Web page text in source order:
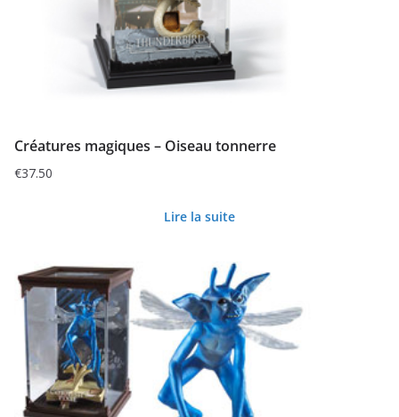
Créatures magiques – Oiseau tonnerre
€37.50
Lire la suite